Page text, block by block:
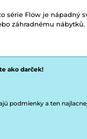
série Flow je nápadný
záhradnému nábytků.
ako darček!
podmienky a ten